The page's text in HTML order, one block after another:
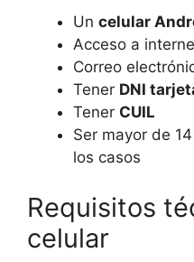
Un celular
Acceso a
Correo
Tener DNI
Tener CUIL
Ser mayor de
los casos
Requisitos
celular